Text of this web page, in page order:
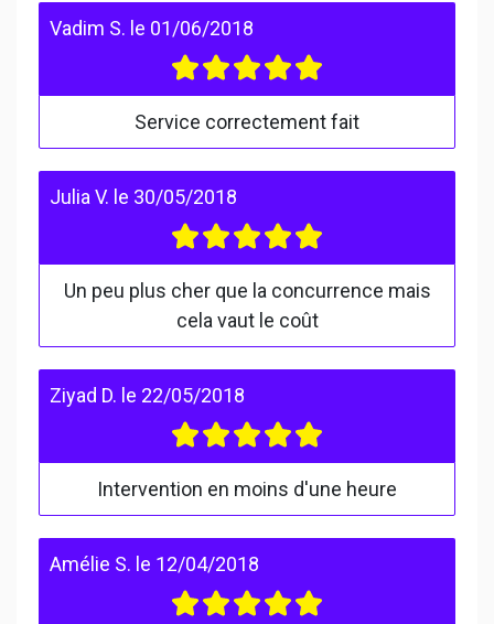
Vadim S. le 01/06/2018
Service correctement fait
Julia V. le 30/05/2018
Un peu plus cher que la concurrence mais
cela vaut le coût
Ziyad D. le 22/05/2018
Intervention en moins d'une heure
Amélie S. le 12/04/2018